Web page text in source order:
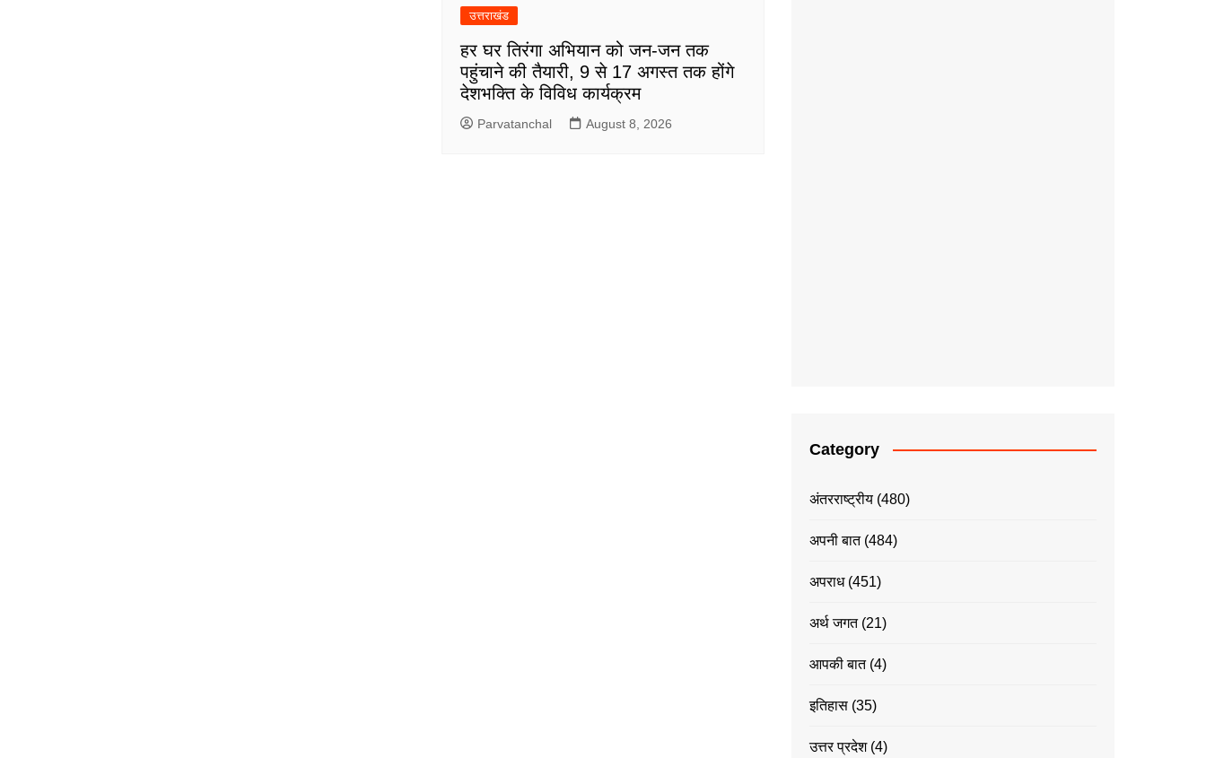
उत्तराखंड
हर घर तिरंगा अभियान को जन-जन तक
पहुंचाने की तैयारी, 9 से 17 अगस्त तक होंगे
देशभक्ति के विविध कार्यक्रम
Parvatanchal August 8, 2026
Category
अंतरराष्ट्रीय (480)
अपनी बात(484)
अपराध(451)
अर्थ जगत(21)
आपकी बात(4)
इतिहास (35)
उत्तर प्रदेश(4)